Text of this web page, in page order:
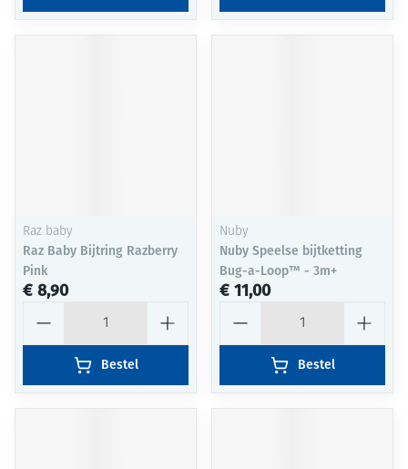
Raz baby
Raz Baby Bijtring Razberry
Pink
€ 8,90
Bestel
Nuby
Nuby Speelse bijtketting
Bug-a-Loop™ - 3m+
€ 11,00
Bestel